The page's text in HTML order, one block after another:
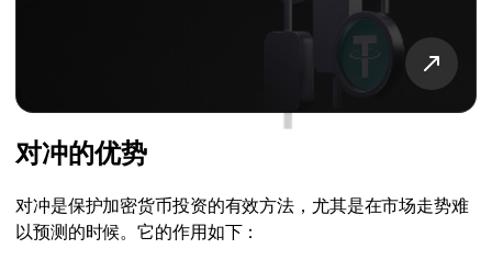
对冲的优势
对冲是保护加密货币投资的有效方法，尤其是在市场走势难
以预测的时候。它的作用如下：